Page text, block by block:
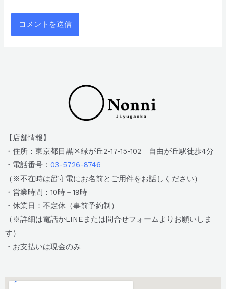
【店舗情報】
・住所：東京都目黒区緑が丘2-17-15-102 自由が丘駅徒歩4分
・電話番号： 03-5726-8746
（※不在時は留守電にお名前とご用件をお話しください）
・営業時間：10時－19時
・休業日：不定休（事前予約制）
（※詳細は電話かLINEまたは問合せフォームよりお願いしま
す）
・お支払いは現金のみ